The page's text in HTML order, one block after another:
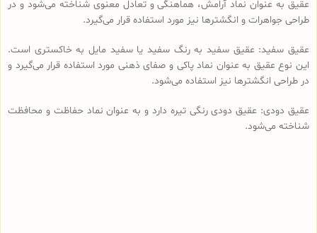
عقیق به عنوان نماد آرامش، هماهنگی و تعادل معنوی شناخته می‌شود و در
طراحی جواهرات و انگشترها نیز مورد استفاده قرار می‌گیرد.
عقیق سفید: عقیق سفید به رنگ سفید یا سفید مایل به خاکستری است.
این نوع عقیق به عنوان نماد پاکی و صفای ذهنی مورد استفاده قرار می‌گیرد و
در طراحی انگشترها نیز استفاده می‌شود.
عقیق دودی: عقیق دودی رنگی تیره دارد و به عنوان نماد حفاظت و محافظت
شناخته می‌شود.